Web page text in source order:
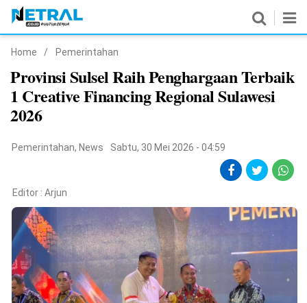
Nasional
Pemerintahan
Hukrim
Pendidikan
Peristiwa
Olahraga
Home / Pemerintahan
Provinsi Sulsel Raih Penghargaan Terbaik
1 Creative Financing Regional Sulawesi
2026
Pemerintahan, News Sabtu, 30 Mei 2026 - 04:59
Editor : Arjun